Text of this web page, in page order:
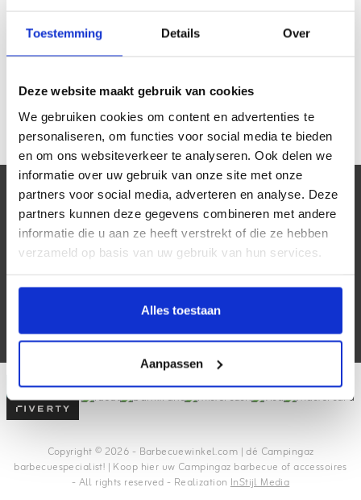
Toestemming Details Over
Deze website maakt gebruik van cookies
We gebruiken cookies om content en advertenties te
personaliseren, om functies voor social media te bieden
en om ons websiteverkeer te analyseren. Ook delen we
informatie over uw gebruik van onze site met onze
partners voor social media, adverteren en analyse. Deze
partners kunnen deze gegevens combineren met andere
informatie die u aan ze heeft verstrekt of die ze hebben
verzameld op basis van uw gebruik van hun services.
Alles toestaan
Aanpassen
Kan ik ook in termijnen betalen?
(rembours) aan de deur?
Wat is het rekeningnummer van The Online Retail
Company?
Klantenservice
Mijn account
Copyright © 2026 - Barbecuewinkel.com | dé Campingaz
barbecuespecialist! | Koop hier uw Campingaz barbecue of accessoires
- All rights reserved - Realization InStijl Media